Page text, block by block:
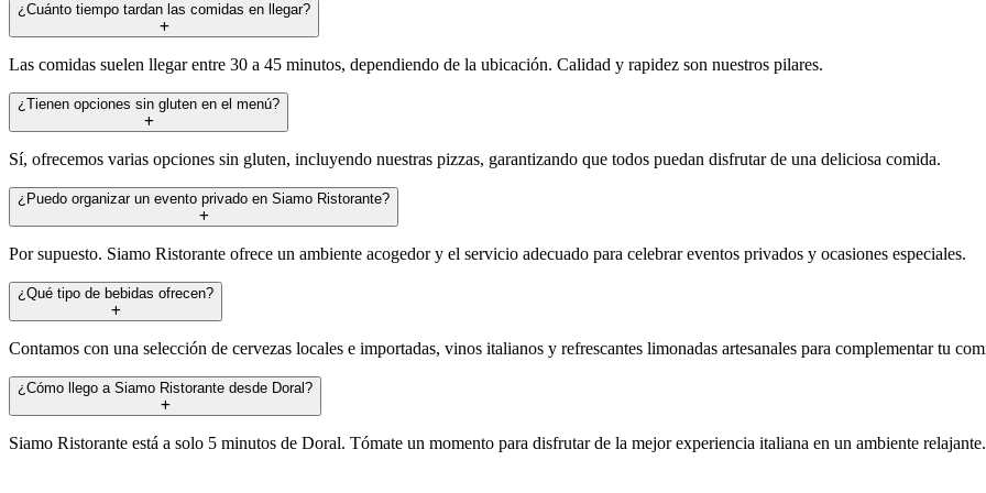
¿Cuánto tiempo tardan las comidas en llegar?
Las comidas suelen llegar entre 30 a 45 minutos, dependiendo de la ubicación. Calidad y rapidez son nuestros pilares.
¿Tienen opciones sin gluten en el menú?
Sí, ofrecemos varias opciones sin gluten, incluyendo nuestras pizzas, garantizando que todos puedan disfrutar de una deliciosa comida.
¿Puedo organizar un evento privado en Siamo Ristorante?
Por supuesto. Siamo Ristorante ofrece un ambiente acogedor y el servicio adecuado para celebrar eventos privados y ocasiones especiales.
¿Qué tipo de bebidas ofrecen?
Contamos con una selección de cervezas locales e importadas, vinos italianos y refrescantes limonadas artesanales para complementar tu
¿Cómo llego a Siamo Ristorante desde Doral?
Siamo Ristorante está a solo 5 minutos de Doral. Tómate un momento para disfrutar de la mejor experiencia italiana en un ambiente relajante.